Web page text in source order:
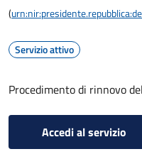
(
Servizio attivo
Procedimento di rinnovo
Accedi al servizio